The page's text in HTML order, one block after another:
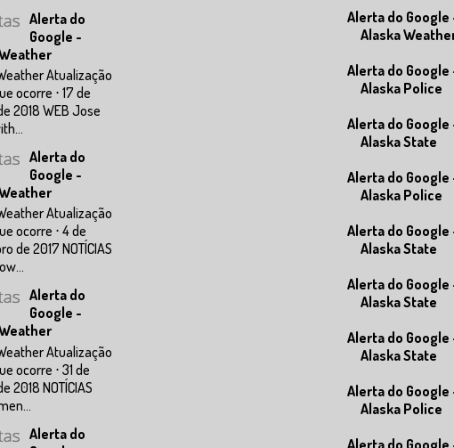
Alerta do
Google -
Atualização
ocorre ⋅ 17 de
2018 WEB Jose
Alerta do
Google -
Atualização
ocorre ⋅ 4 de
de 2017 NOTÍCIAS
Alerta do
Google -
Atualização
ocorre ⋅ 31 de
2018 NOTÍCIAS
Alerta do
Alerta do Google
Alaska
Alerta do Google
Alaska Police
Alerta do Google
Alaska State
Alerta do Google
Alaska Police
Alerta do Google
Alaska State
Alerta do Google
Alaska State
Alerta do Google
Alaska State
Alerta do Google
Alaska Police
Alerta do Google